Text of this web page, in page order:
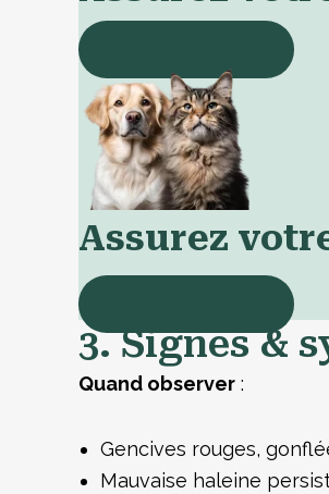
Assurez
3. Signes &
Quand observer :
Gencives rouges,
Mauvaise haleine